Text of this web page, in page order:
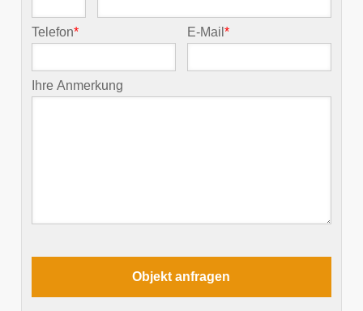
Telefon* E-Mail*
Ihre Anmerkung